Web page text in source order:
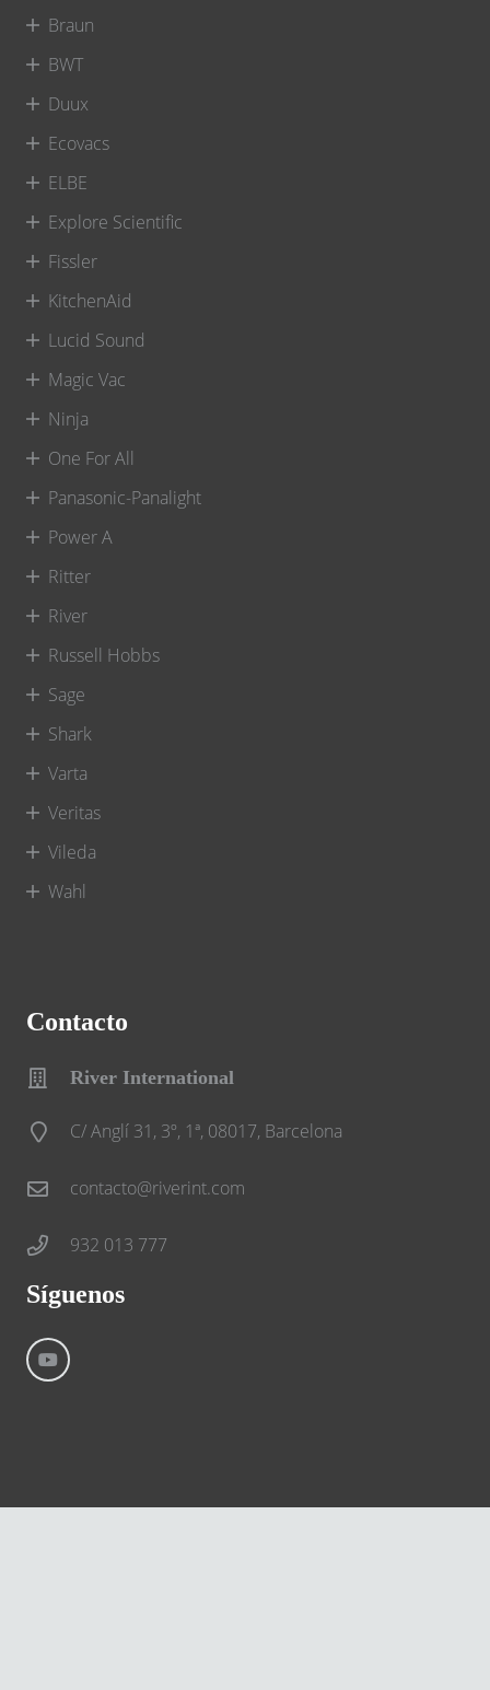
Braun
BWT
Duux
Ecovacs
ELBE
Explore Scientific
Fissler
KitchenAid
Lucid Sound
Magic Vac
Ninja
One For All
Panasonic-Panalight
Power A
Ritter
River
Russell Hobbs
Sage
Shark
Varta
Veritas
Vileda
Wahl
Contacto
River International
C/ Anglí 31, 3º, 1ª, 08017, Barcelona
contacto@riverint.com
932 013 777
Síguenos